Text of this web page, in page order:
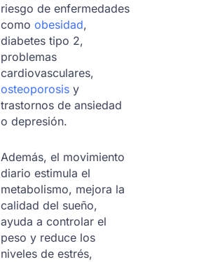
riesgo de enfermedades
como obesidad,
diabetes tipo 2,
problemas
cardiovasculares,
osteoporosis y
trastornos de ansiedad
o depresión.
Además, el movimiento
diario estimula el
metabolismo, mejora la
calidad del sueño,
ayuda a controlar el
peso y reduce los
niveles de estrés,